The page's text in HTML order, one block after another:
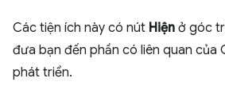
Các tiện ích này có nút Hiện ở góc
đưa bạn đến phần có liên quan của
phát triển.